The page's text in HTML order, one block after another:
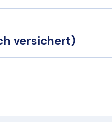
versichert)